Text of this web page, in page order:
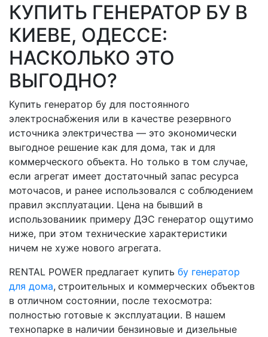
КУПИТЬ ГЕНЕРАТОР БУ В
КИЕВЕ, ОДЕССЕ:
НАСКОЛЬКО ЭТО
ВЫГОДНО?
Купить генератор бу для постоянного
электроснабжения или в качестве резервного
источника электричества — это экономически
выгодное решение как для дома, так и для
коммерческого объекта. Но только в том случае,
если агрегат имеет достаточный запас ресурса
моточасов, и ранее использовался с соблюдением
правил эксплуатации. Цена на бывший в
использованиик примеру ДЭС генератор ощутимо
ниже, при этом технические характеристики
ничем не хуже нового агрегата.
RENTAL POWER предлагает купить бу генератор
для дома, строительных и коммерческих объектов
в отличном состоянии, после техосмотра:
полностью готовые к эксплуатации. В нашем
технопарке в наличии бензиновые и дизельные